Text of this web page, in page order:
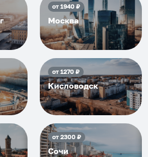
от1940₽
Москва
от1270₽
Кисловодск
от2300₽
Сочи